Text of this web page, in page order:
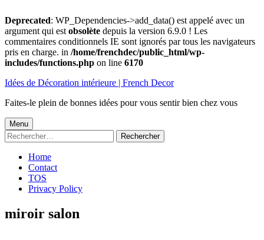
Deprecated: WP_Dependencies->add_data() est appelé avec un
argument qui est obsolète depuis la version 6.9.0 ! Les
commentaires conditionnels IE sont ignorés par tous les navigateurs
pris en charge. in /home/frenchdec/public_html/wp-
includes/functions.php on line 6170
au
Idées de Décoration intérieure | French Decor
Faites-le plein de bonnes idées pour vous sentir bien chez vous
Menu
principal
Menu
Rechercher :
Home
Contact
TOS
Privacy Policy
miroir salon